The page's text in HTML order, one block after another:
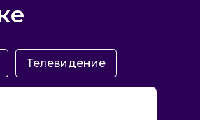
Телевидение